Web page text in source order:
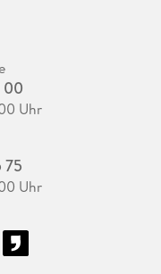
00
Uhr
75
Uhr